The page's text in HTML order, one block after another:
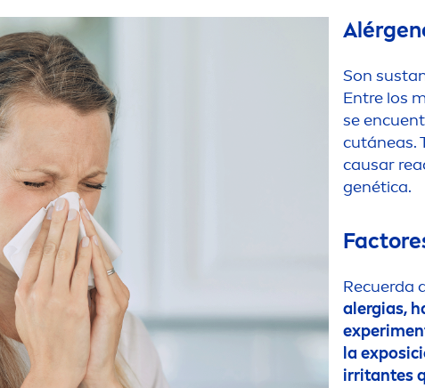
Son
Entre los
se
cutáneas.
causar
genética.
Recuerda
alergias,
experimen
la
irritantes